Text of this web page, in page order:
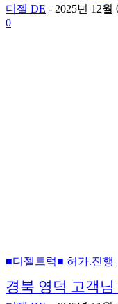
디젤 DE - 2025년 12월
0
■디젤트럭■ 허가.진행
경북 영덕 고객